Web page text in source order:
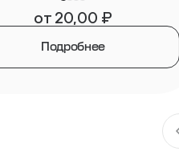
от 20,00 ₽
Подробнее